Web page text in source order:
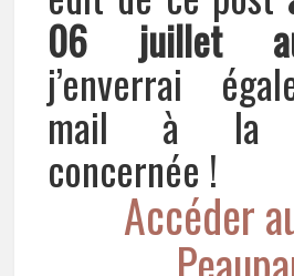
06 juillet
j’enverrai
mail à la
concernée !
Accéder